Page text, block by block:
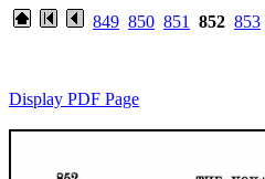
849 850 851 852 853
Display PDF Page